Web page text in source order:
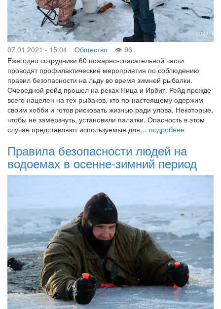
07.01.2021 - 15:04 Общество
96
Ежегодно сотрудники 60 пожарно-спасательной части
проводят профилактические мероприятия по соблюдению
правил безопасности на льду во время зимней рыбалки.
Очередной рейд прошел на реках Ница и Ирбит. Рейд прежде
всего нацелен на тех рыбаков, кто по-настоящему одержим
своим хобби и готов рисковать жизнью ради улова. Некоторые,
чтобы не замерзнуть, установили палатки. Опасность в этом
случае представляют используемые для… подробнее
Правила безопасности людей на
водоемах в осенне-зимний период